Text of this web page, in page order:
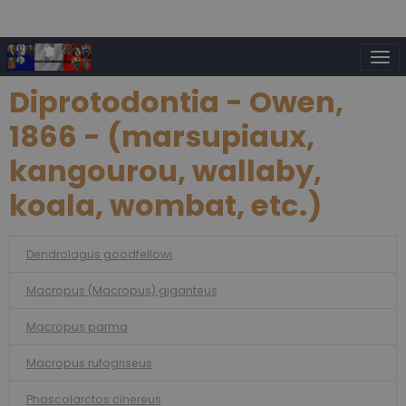
Diprotodontia - Owen,
1866 - (marsupiaux,
kangourou, wallaby,
koala, wombat, etc.)
Dendrolagus goodfellowi
Macropus (Macropus) giganteus
Macropus parma
Macropus rufogriseus
Phascolarctos cinereus